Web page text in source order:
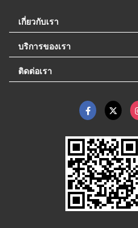
เกี่ยวกับเรา
บริการของเรา
ติดต่อเรา